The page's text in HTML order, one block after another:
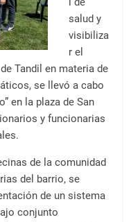
salud y
visibiliza
r el
Tandil en materia de
se llevó a cabo
en la plaza de San
y funcionarias
de la comunidad
del barrio, se
de un sistema
conjunto